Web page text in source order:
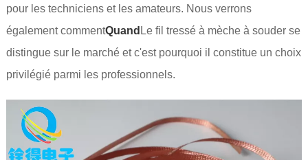
pour les techniciens et les amateurs. Nous verrons
également commentQuand Le fil tressé à mèche à souder se
distingue sur le marché et c'est pourquoi il constitue un choix
privilégié parmi les professionnels.